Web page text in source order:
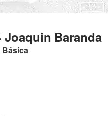
Joaquin Baranda
Básica